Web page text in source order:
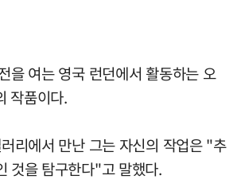
을 여는 영국 런던에서 활동하는 오
작품이다.
리에서 만난 그는 자신의 작업은 "추
것을 탐구한다"고 말했다.